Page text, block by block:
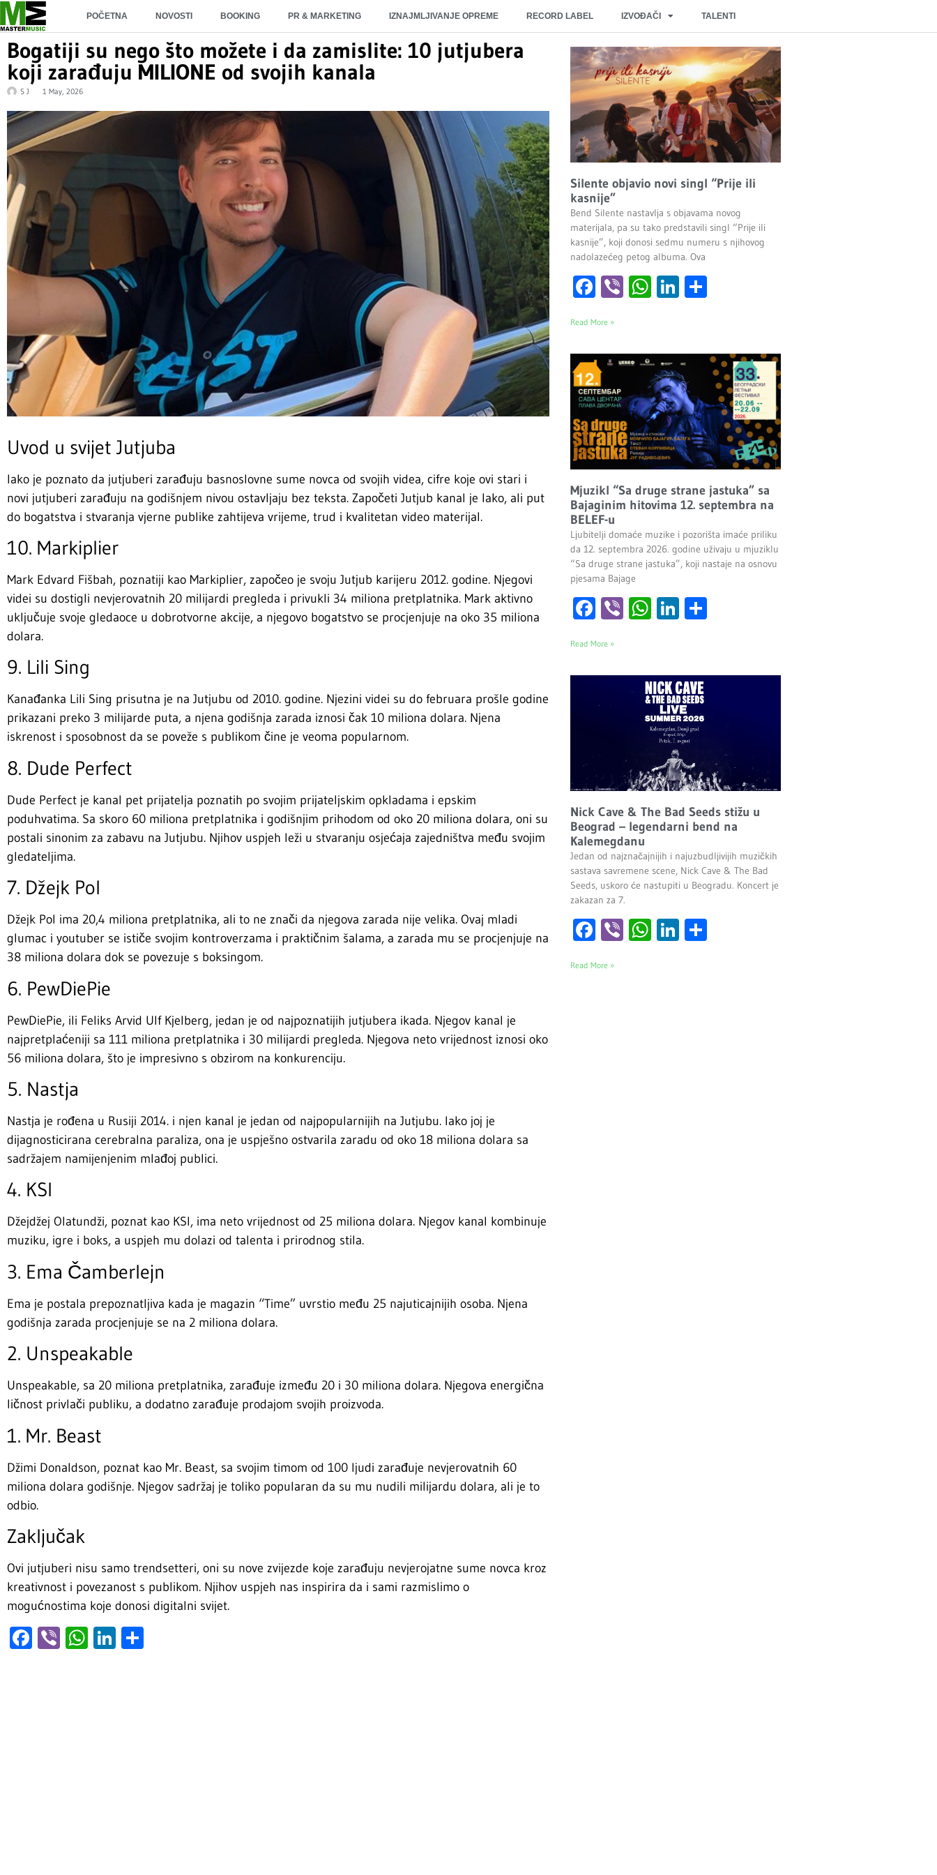
POČETNA NOVOSTI BOOKING PR & MARKETING IZNAJMLJIVANJE OPREME RECORD LABEL IZVOĐAČI TALENTI
Bogatiji su nego što možete i da zamislite: 10 jutjubera
koji zarađuju MILIONE od svojih kanala
S J 1 May, 2026
Uvod u svijet Jutjuba
Iako je poznato da jutjuberi zarađuju basnoslovne sume novca od svojih videa, cifre koje ovi stari i
novi jutjuberi zarađuju na godišnjem nivou ostavljaju bez teksta. Započeti Jutjub kanal je lako, ali put
do bogatstva i stvaranja vjerne publike zahtijeva vrijeme, trud i kvalitetan video materijal.
10. Markiplier
Mark Edvard Fišbah, poznatiji kao Markiplier, započeo je svoju Jutjub karijeru 2012. godine. Njegovi
videi su dostigli nevjerovatnih 20 milijardi pregleda i privukli 34 miliona pretplatnika. Mark aktivno
uključuje svoje gledaoce u dobrotvorne akcije, a njegovo bogatstvo se procjenjuje na oko 35 miliona
dolara.
9. Lili Sing
Kanađanka Lili Sing prisutna je na Jutjubu od 2010. godine. Njezini videi su do februara prošle godine
prikazani preko 3 milijarde puta, a njena godišnja zarada iznosi čak 10 miliona dolara. Njena
iskrenost i sposobnost da se poveže s publikom čine je veoma popularnom.
8. Dude Perfect
Dude Perfect je kanal pet prijatelja poznatih po svojim prijateljskim opkladama i epskim
poduhvatima. Sa skoro 60 miliona pretplatnika i godišnjim prihodom od oko 20 miliona dolara, oni su
postali sinonim za zabavu na Jutjubu. Njihov uspjeh leži u stvaranju osjećaja zajedništva među svojim
gledateljima.
7. Džejk Pol
Džejk Pol ima 20,4 miliona pretplatnika, ali to ne znači da njegova zarada nije velika. Ovaj mladi
glumac i youtuber se ističe svojim kontroverzama i praktičnim šalama, a zarada mu se procjenjuje na
38 miliona dolara dok se povezuje s boksingom.
6. PewDiePie
PewDiePie, ili Feliks Arvid Ulf Kjelberg, jedan je od najpoznatijih jutjubera ikada. Njegov kanal je
najpretplaćeniji sa 111 miliona pretplatnika i 30 milijardi pregleda. Njegova neto vrijednost iznosi oko
56 miliona dolara, što je impresivno s obzirom na konkurenciju.
5. Nastja
Nastja je rođena u Rusiji 2014. i njen kanal je jedan od najpopularnijih na Jutjubu. Iako joj je
dijagnosticirana cerebralna paraliza, ona je uspješno ostvarila zaradu od oko 18 miliona dolara sa
sadržajem namijenjenim mlađoj publici.
4. KSI
Džejdžej Olatundži, poznat kao KSI, ima neto vrijednost od 25 miliona dolara. Njegov kanal kombinuje
muziku, igre i boks, a uspjeh mu dolazi od talenta i prirodnog stila.
3. Ema Čamberlejn
Ema je postala prepoznatljiva kada je magazin “Time” uvrstio među 25 najuticajnijih osoba. Njena
godišnja zarada procjenjuje se na 2 miliona dolara.
2. Unspeakable
Unspeakable, sa 20 miliona pretplatnika, zarađuje između 20 i 30 miliona dolara. Njegova energična
ličnost privlači publiku, a dodatno zarađuje prodajom svojih proizvoda.
1. Mr. Beast
Džimi Donaldson, poznat kao Mr. Beast, sa svojim timom od 100 ljudi zarađuje nevjerovatnih 60
miliona dolara godišnje. Njegov sadržaj je toliko popularan da su mu nudili milijardu dolara, ali je to
odbio.
Zaključak
Ovi jutjuberi nisu samo trendsetteri, oni su nove zvijezde koje zarađuju nevjerojatne sume novca kroz
kreativnost i povezanost s publikom. Njihov uspjeh nas inspirira da i sami razmislimo o
mogućnostima koje donosi digitalni svijet.
Facebook
ViberWhatsApp
LinkedIn
Silente objavio novi singl “Prije ili
kasnije”
Bend Silente nastavlja s objavama novog
materijala, pa su tako predstavili singl “Prije ili
kasnije”, koji donosi sedmu numeru s njihovog
nadolazećeg petog albuma. Ova
Facebook
ViberWhatsApp
LinkedIn
Read More »
Mjuzikl “Sa druge strane jastuka” sa
Bajaginim hitovima 12. septembra na
BELEF-u
Ljubitelji domaće muzike i pozorišta imaće priliku
da 12. septembra 2026. godine uživaju u mjuziklu
“Sa druge strane jastuka”, koji nastaje na osnovu
pjesama Bajage
Facebook
ViberWhatsApp
LinkedIn
Read More »
Nick Cave & The Bad Seeds stižu u
Beograd – legendarni bend na
Kalemegdanu
Jedan od najznačajnijih i najuzbudljivijih muzičkih
sastava savremene scene, Nick Cave & The Bad
Seeds, uskoro će nastupiti u Beogradu. Koncert je
zakazan za 7.
Facebook
ViberWhatsApp
LinkedIn
Read More »